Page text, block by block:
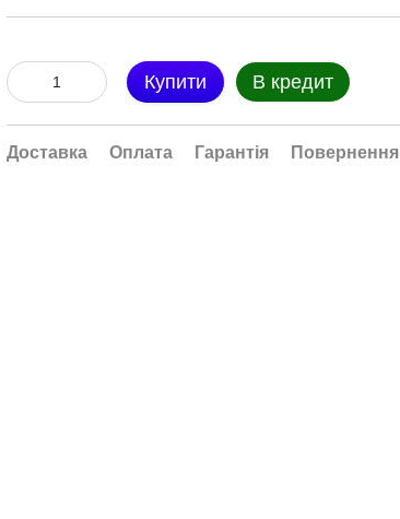
Купити В кредит
Доставка Оплата Гарантія Повернення